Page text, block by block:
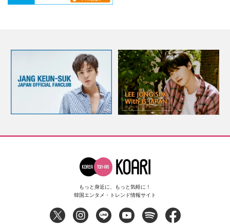
もっと身近に、もっと気軽に！
韓国エンタメ・トレンド情報サイト